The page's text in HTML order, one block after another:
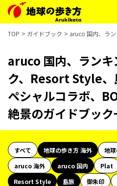
TOP ガイドブック aruco 国内、ラ
aruco 国内、ラン
ク、Resort Style、
ペシャルコラボ、
絶景のガイドブッ
すべて 地球の歩き方 海外
地球
aruco 海外
aruco 国内 Plat
Resort Style
島旅 御朱印